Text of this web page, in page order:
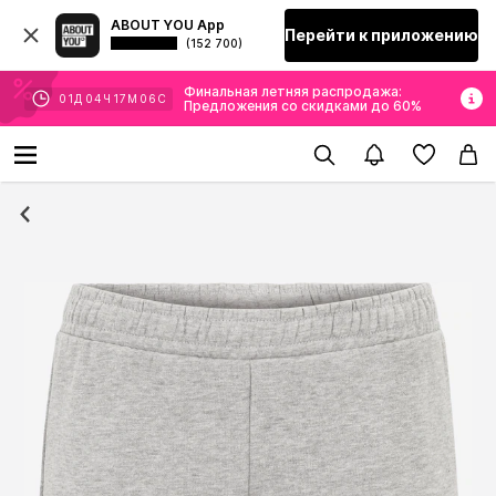
ABOUT YOU App
(152 700) Перейти к приложению
01 Д 04 Ч 17 М 05 С
Финальная летняя распродажа:
Предложения со скидками до 60%